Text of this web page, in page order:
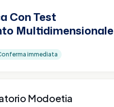
Con Test
Multidimensionale
immediata
Modoetia